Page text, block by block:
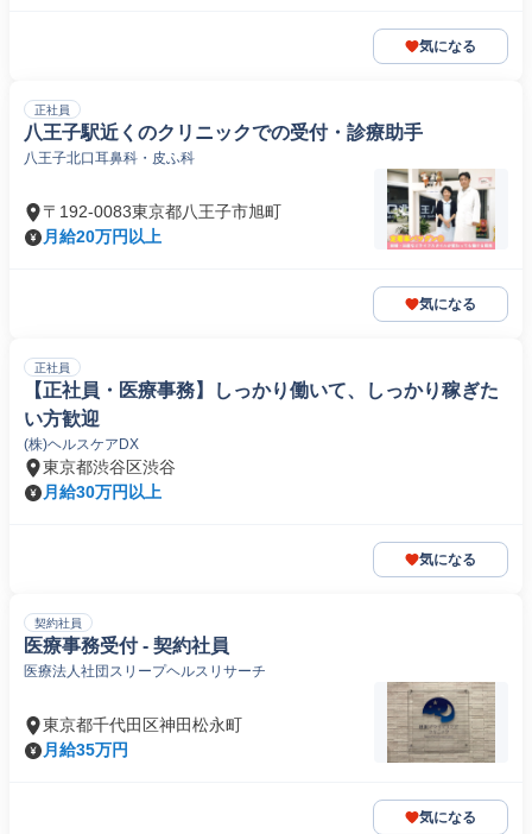
気になる
正社員
八王子駅近くのクリニックでの受付・診療助手
八王子北口耳鼻科・皮ふ科
〒192-0083東京都八王子市旭町
月給20万円以上
気になる
正社員
【正社員・医療事務】しっかり働いて、しっかり稼ぎた
い方歓迎
(株)ヘルスケアDX
東京都渋谷区渋谷
月給30万円以上
気になる
契約社員
医療事務受付 - 契約社員
医療法人社団スリープヘルスリサーチ
東京都千代田区神田松永町
月給35万円
気になる